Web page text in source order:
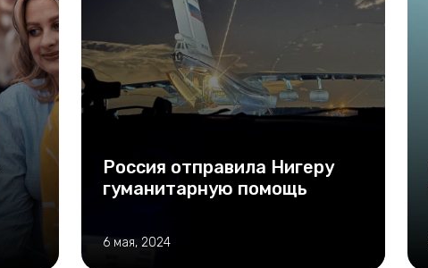
Россия отправила Нигеру
гуманитарную помощь
6 мая, 2024